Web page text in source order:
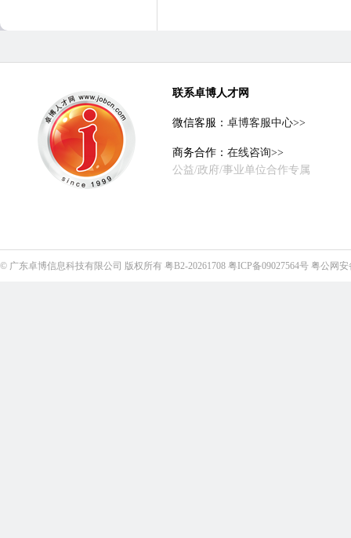
联系卓博人才网
微信客服： 卓博客服中心>>
商务合作： 在线咨询>>
公益/政府/事业单位合作专属
© 广东卓博信息科技有限公司 版权所有 粤B2-20261708 粤ICP备09027564号 粤公网安